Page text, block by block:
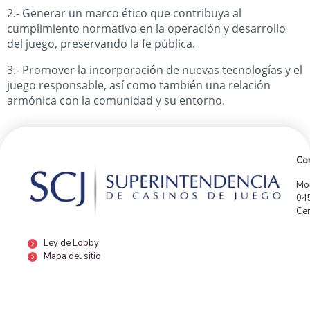
2.- Generar un marco ético que contribuya al
cumplimiento normativo en la operación y desarrollo
del juego, preservando la fe pública.
3.- Promover la incorporación de nuevas tecnologías y el
juego responsable, así como también una relación
armónica con la comunidad y su entorno.
Ley de Lobby
Mapa del sitio